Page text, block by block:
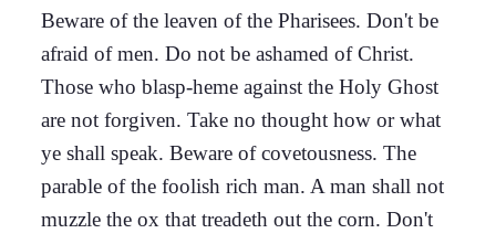
Beware of the leaven of the Pharisees. Don't be
afraid of men. Do not be ashamed of Christ.
Those who blasp-heme against the Holy Ghost
are not forgiven. Take no thought how or what
ye shall speak. Beware of covetousness. The
parable of the foolish rich man. A man shall not
muzzle the ox that treadeth out the corn. Don't